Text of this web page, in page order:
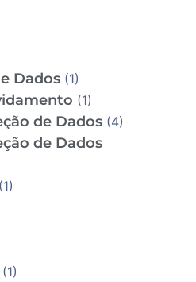
Dados (1)
(1)
de Dados (4)
de Dados
(1)
(1)